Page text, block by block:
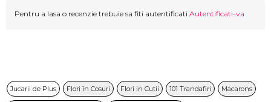
Pentru a lasa o recenzie trebuie sa fiti autentificati Autentificati-va
Jucarii de Plus Flori în Cosuri Flori in Cutii 101 Trandafiri Macarons